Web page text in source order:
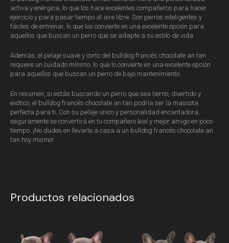
activa y enérgica, lo que los hace excelentes compañeros para hacer
ejercicio y para pasar tiempo al aire libre. Son perros inteligentes y
fáciles de entrenar, lo que los convierte en una excelente opción para
aquellos que buscan un perro que se adapte a su estilo de vida.
Además, el pelaje suave y corto del bulldog francés chocolate an tan
requiere un cuidado mínimo, lo que lo convierte en una excelente opción
para aquellos que buscan un perro de bajo mantenimiento.
En resumen, si estás buscando un perro que sea tierno, divertido y
exótico, el bulldog francés chocolate an tan podría ser la mascota
perfecta para ti. Con su pelaje único y personalidad encantadora,
seguramente se convertirá en tu compañero leal y mejor amigo en poco
tiempo. ¡No dudes en llevarte a casa a un bulldog francés chocolate an
tan hoy mismo!
Productos relacionados